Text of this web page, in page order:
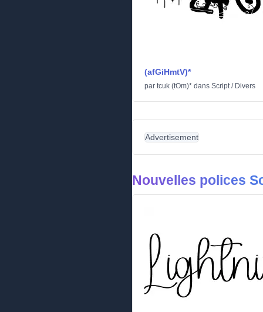
(afGiHmtV)*
par tcuk (tOm)* dans Script/ Divers
Advertisement
Nouvelles polices